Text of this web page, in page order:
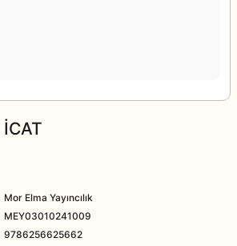
Mor Elma Yayıncılık
MEY03010241009
9786256625662